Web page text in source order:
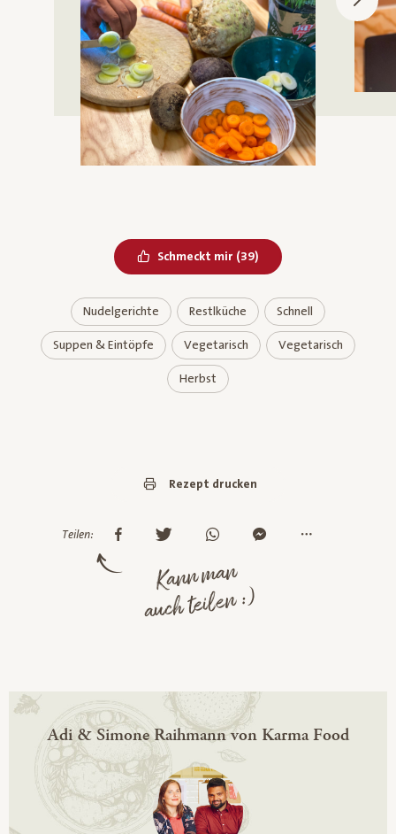
Schmeckt mir Bereits geliked
(39)
Nudelgerichte Restlküche Schnell
Suppen & Eintöpfe Vegetarisch Vegetarisch
Herbst
Rezept drucken
Teilen:
Kann man
auch teilen :)
Adi & Simone Raihmann von Karma Food